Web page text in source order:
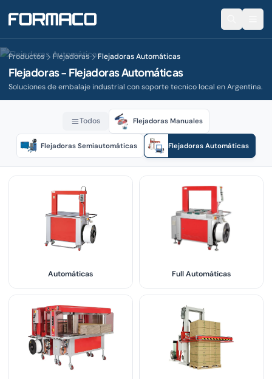
Productos Flejadoras Flejadoras Automáticas
Flejadoras - Flejadoras Automáticas
Soluciones de embalaje industrial con soporte tecnico local en Argentina.
Todos Flejadoras Manuales
Flejadoras Semiautomáticas Flejadoras Automáticas
Automáticas Full Automáticas